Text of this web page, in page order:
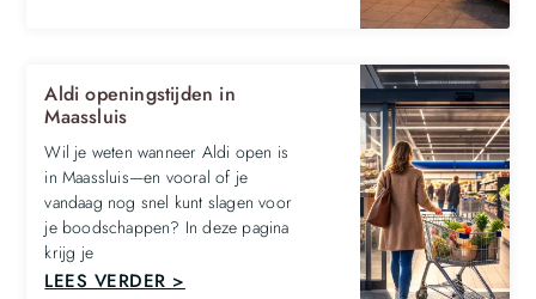
Aldi openingstijden in
Maassluis
Wil je weten wanneer Aldi open is
in Maassluis—en vooral of je
vandaag nog snel kunt slagen voor
je boodschappen? In deze pagina
krijg je
LEES VERDER >